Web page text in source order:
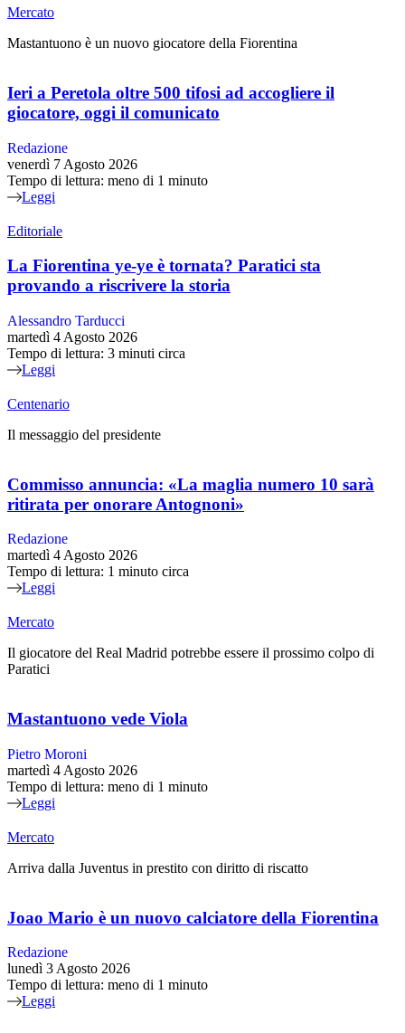
Mercato
Mastantuono è un nuovo giocatore della Fiorentina
Ieri a Peretola oltre 500 tifosi ad accogliere il
giocatore, oggi il comunicato
Redazione
venerdì 7 Agosto 2026
Tempo di lettura: meno di 1 minuto
Leggi
Editoriale
La Fiorentina ye-ye è tornata? Paratici sta
provando a riscrivere la storia
Alessandro Tarducci
martedì 4 Agosto 2026
Tempo di lettura: 3 minuti circa
Leggi
Centenario
Il messaggio del presidente
Commisso annuncia: «La maglia numero 10 sarà
ritirata per onorare Antognoni»
Redazione
martedì 4 Agosto 2026
Tempo di lettura: 1 minuto circa
Leggi
Mercato
Il giocatore del Real Madrid potrebbe essere il prossimo colpo di
Paratici
Mastantuono vede Viola
Pietro Moroni
martedì 4 Agosto 2026
Tempo di lettura: meno di 1 minuto
Leggi
Mercato
Arriva dalla Juventus in prestito con diritto di riscatto
Joao Mario è un nuovo calciatore della Fiorentina
Redazione
lunedì 3 Agosto 2026
Tempo di lettura: meno di 1 minuto
Leggi